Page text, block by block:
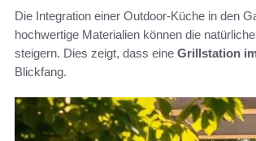
Die Integration einer Outdoor-Küche in den
hochwertige Materialien können die
steigern. Dies zeigt, dass eine Grillstation
Blickfang.